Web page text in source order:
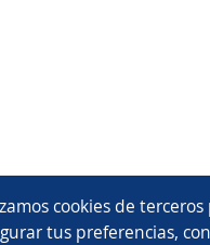
cookies de terceros
tus preferencias,